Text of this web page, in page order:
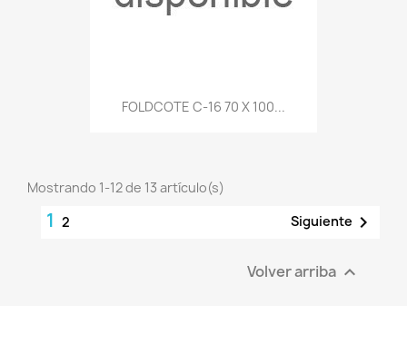
FOLDCOTE C-16 70 X 100...
Mostrando 1-12 de 13 artículo(s)
1 2 Siguiente 
Volver arriba 